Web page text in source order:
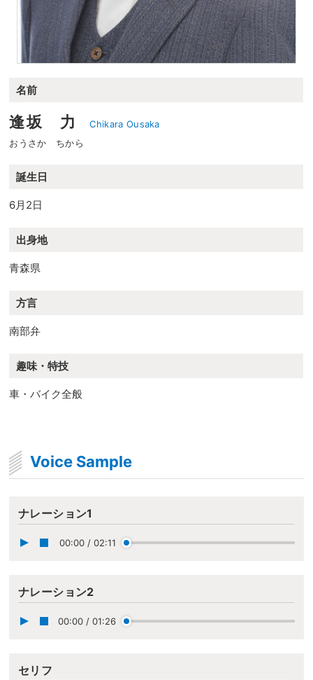
名前
逢坂 力
Chikara Ousaka
おうさか ちから
誕生日
6月2日
出身地
青森県
方言
南部弁
趣味・特技
車・バイク全般
Voice Sample
ナレーション1
00:00 / 02:11
ナレーション2
00:00 / 01:26
セリフ